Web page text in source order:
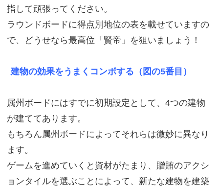
指して頑張ってください。
ラウンドボードに得点別地位の表を載せていますの
で、どうせなら最高位「賢帝」を狙いましょう！
建物の効果をうまくコンボする（図の5番目）
属州ボードにはすでに初期設定として、4つの建物
が建ててあります。
もちろん属州ボードによってそれらは微妙に異なり
ます。
ゲームを進めていくと資材がたまり、贈賄のアクシ
ョンタイルを選ぶことによって、新たな建物を建築